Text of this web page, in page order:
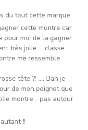
du tout cette marque
cette montre car
pour moi de la gagner
très jolie … classe …
me ressemble
tête ?! …. Bah je
de mon poignet que
montre .. pas autour
!!